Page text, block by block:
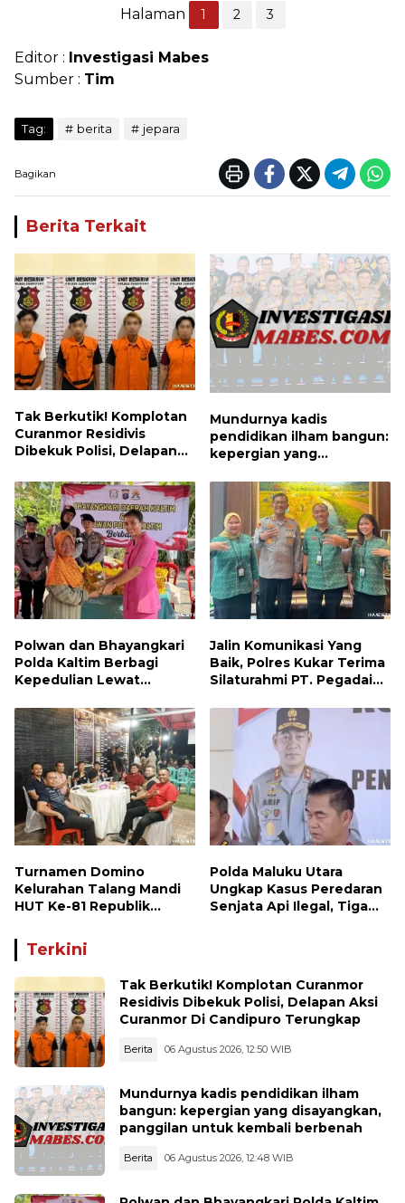
Halaman 1 2 3
Editor : Investigasi Mabes
Sumber : Tim
Tag: berita jepara
Bagikan
Berita Terkait
Tak Berkutik! Komplotan
Curanmor Residivis
Dibekuk Polisi, Delapan
Candipuro Terungkap
Mundurnya kadis
pendidikan ilham bangun:
kepergian yang
untuk kembali berbenah
Polwan dan Bhayangkari
Polda Kaltim Berbagi
Kepedulian Lewat
Sosial kepada Warga
Jalin Komunikasi Yang
Baik, Polres Kukar Terima
Silaturahmi PT. Pegadaian
Turnamen Domino
Kelurahan Talang Mandi
HUT Ke-81 Republik
Polda Maluku Utara
Ungkap Kasus Peredaran
Senjata Api Ilegal, Tiga
Terkini
Tak Berkutik! Komplotan Curanmor
Residivis Dibekuk Polisi, Delapan Aksi
Curanmor Di Candipuro Terungkap
Berita 06 Agustus 2026, 12:50 WIB
Mundurnya kadis pendidikan ilham
bangun: kepergian yang disayangkan,
panggilan untuk kembali berbenah
Berita 06 Agustus 2026, 12:48 WIB